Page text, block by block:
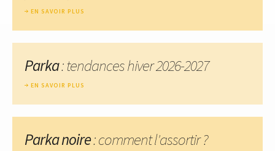
EN SAVOIR PLUS
Parka: tendances hiver 2026-2027
EN SAVOIR PLUS
Parka noire: comment l'assortir ?